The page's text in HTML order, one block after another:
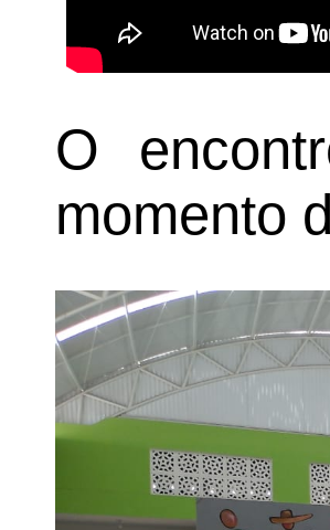
O
momento